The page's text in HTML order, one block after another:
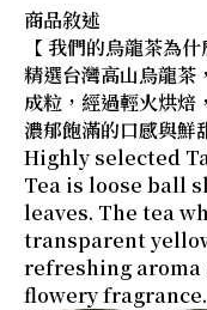
商品敘述
【 我們的烏龍茶為
精選台灣高山烏龍茶
成粒，經過輕火烘焙
濃郁飽滿的口感與鮮
Highly selected
Tea is loose ball
leaves. The tea
transparent
refreshing aroma
flowery fragrance.